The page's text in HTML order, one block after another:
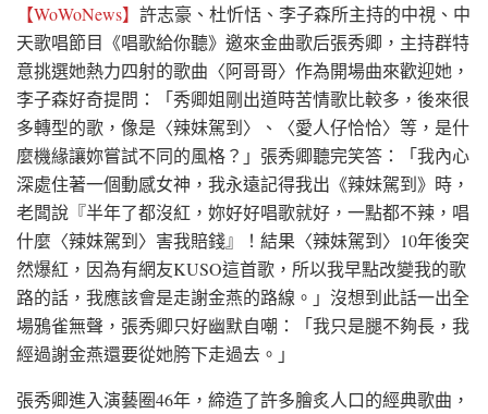
【WoWoNews】 許志豪、杜忻恬、李子森所主持的中視、中
天歌唱節目《唱歌給你聽》邀來金曲歌后張秀卿，主持群特
意挑選她熱力四射的歌曲〈阿哥哥〉作為開場曲來歡迎她，
李子森好奇提問：「秀卿姐剛出道時苦情歌比較多，後來很
多轉型的歌，像是〈辣妹駕到〉、〈愛人仔恰恰〉等，是什
麼機緣讓妳嘗試不同的風格？」張秀卿聽完笑答：「我內心
深處住著一個動感女神，我永遠記得我出《辣妹駕到》時，
老闆說『半年了都沒紅，妳好好唱歌就好，一點都不辣，唱
什麼〈辣妹駕到〉害我賠錢』！結果〈辣妹駕到〉10年後突
然爆紅，因為有網友KUSO這首歌，所以我早點改變我的歌
路的話，我應該會是走謝金燕的路線。」沒想到此話一出全
場鴉雀無聲，張秀卿只好幽默自嘲：「我只是腿不夠長，我
經過謝金燕還要從她胯下走過去。」
張秀卿進入演藝圈46年，締造了許多膾炙人口的經典歌曲，